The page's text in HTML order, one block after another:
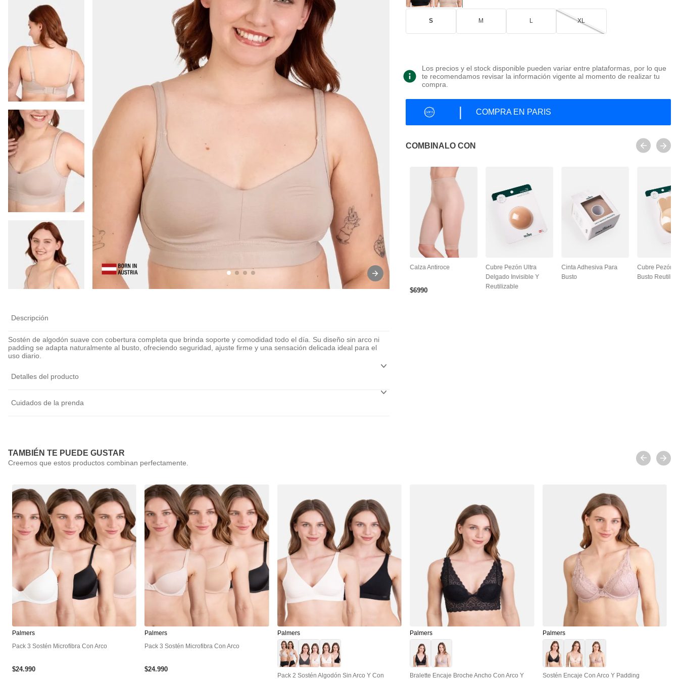
colaless
10. pack
Descripción
Sostén de algodón suave con cobertura completa que brinda soporte y comodidad todo el día. Su diseño sin arco ni
padding se adapta naturalmente al busto, ofreciendo seguridad, ajuste firme y una sensación delicada ideal para el
uso diario.
Detalles del producto
Cuidados de la prenda
S M L XL
Los precios y el stock disponible pueden variar entre plataformas, por lo que
te recomendamos revisar la información vigente al momento de realizar tu
compra.
| COMPRA EN PARIS
COMBINALO CON
Calza Antiroce
$6990
Cubre Pezón Ultra
Delgado Invisible Y
Cinta Adhesiva Para
Cubre Pezón Levanta
Busto Reutilizable
Calza Antiroce
$6990
Cubre Pezón Ultra
Delgado Invisible Y
Reutilizable
Cinta Adhesiva Para
Busto
Cubre Pezón
Busto
TAMBIÉN TE PUEDE GUSTAR
Palmers
Pack 3 Sostén Microfibra Con Arco
$24.990
Palmers
Pack 3 Sostén Microfibra Con Arco
$24.990
Palmers
Pack 2 Sostén Algodón Sin Arco Y Con
Palmers
Bralette Encaje Broche Ancho Con Arco Y
Palmers
Sostén Encaje Con Arco Y Padding